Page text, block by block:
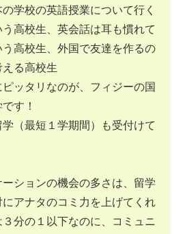
学校の英語授業について行く
高校生、英会話は耳も慣れて
高校生、外国で友達を作るの
る高校生
ッタリなのが、フィジーの国
す！
（最短１学期間）も受付けて
ションの機会の多さは、留学
アナタのコミ力を上げてくれ
分の１以下なのに、コミュニ